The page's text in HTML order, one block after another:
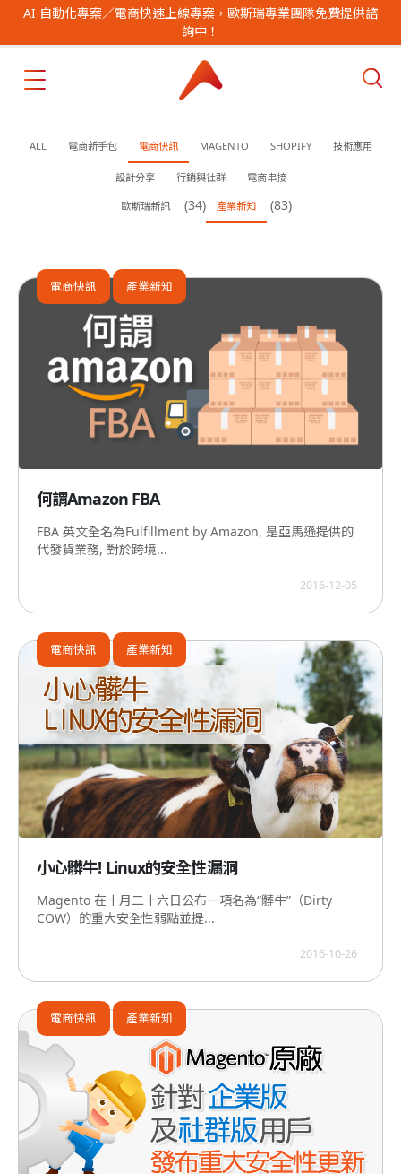
AI 自動化專案／電商快速上線專案，歐斯瑞專業團隊免費提供諮
詢中！
ALL 電商新手包 電商快訊 MAGENTO SHOPIFY 技術應用
設計分享 行銷與社群 電商串接
歐斯瑞新訊 (34) 產業新知 (83)
何謂Amazon FBA
FBA 英文全名為Fulfillment by Amazon, 是亞馬遜提供的
代發貨業務, 對於跨境...
2016-12-05
電商快訊 產業新知
小心髒牛! Linux的安全性漏洞
Magento 在十月二十六日公布一項名為“髒牛”（Dirty
COW）的重大安全性弱點並提...
2016-10-26
電商快訊 產業新知
電商快訊 產業新知